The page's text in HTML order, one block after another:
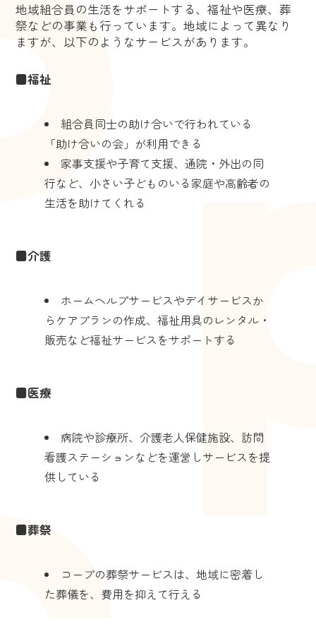
地域組合員の生活をサポートする、福祉や医療、葬
祭などの事業も行っています。地域によって異なり
ますが、以下のようなサービスがあります。
■福祉
組合員同士の助け合いで行われている
「助け合いの会」が利用できる
家事支援や子育て支援、通院・外出の同
行など、小さい子どものいる家庭や高齢者の
生活を助けてくれる
■介護
ホームヘルプサービスやデイサービスか
らケアプランの作成、福祉用具のレンタル・
販売など福祉サービスをサポートする
■医療
病院や診療所、介護老人保健施設、訪問
看護ステーションなどを運営しサービスを提
供している
■葬祭
コープの葬祭サービスは、地域に密着し
た葬儀を、費用を抑えて行える